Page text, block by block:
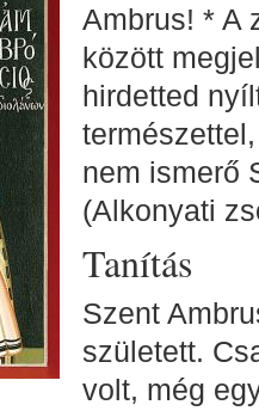
Ambrus! * A
között
hirdetted
nem ismerő
(Alkonyati
Tanítás
Szent
született.
volt, még